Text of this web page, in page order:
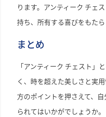
ります。アンティーク チェ
持ち、所有する喜びをもたら
まとめ
「アンティーク チェスト」
く、時を超えた美しさと実
方のポイントを押さえて、
られてはいかがでしょうか。